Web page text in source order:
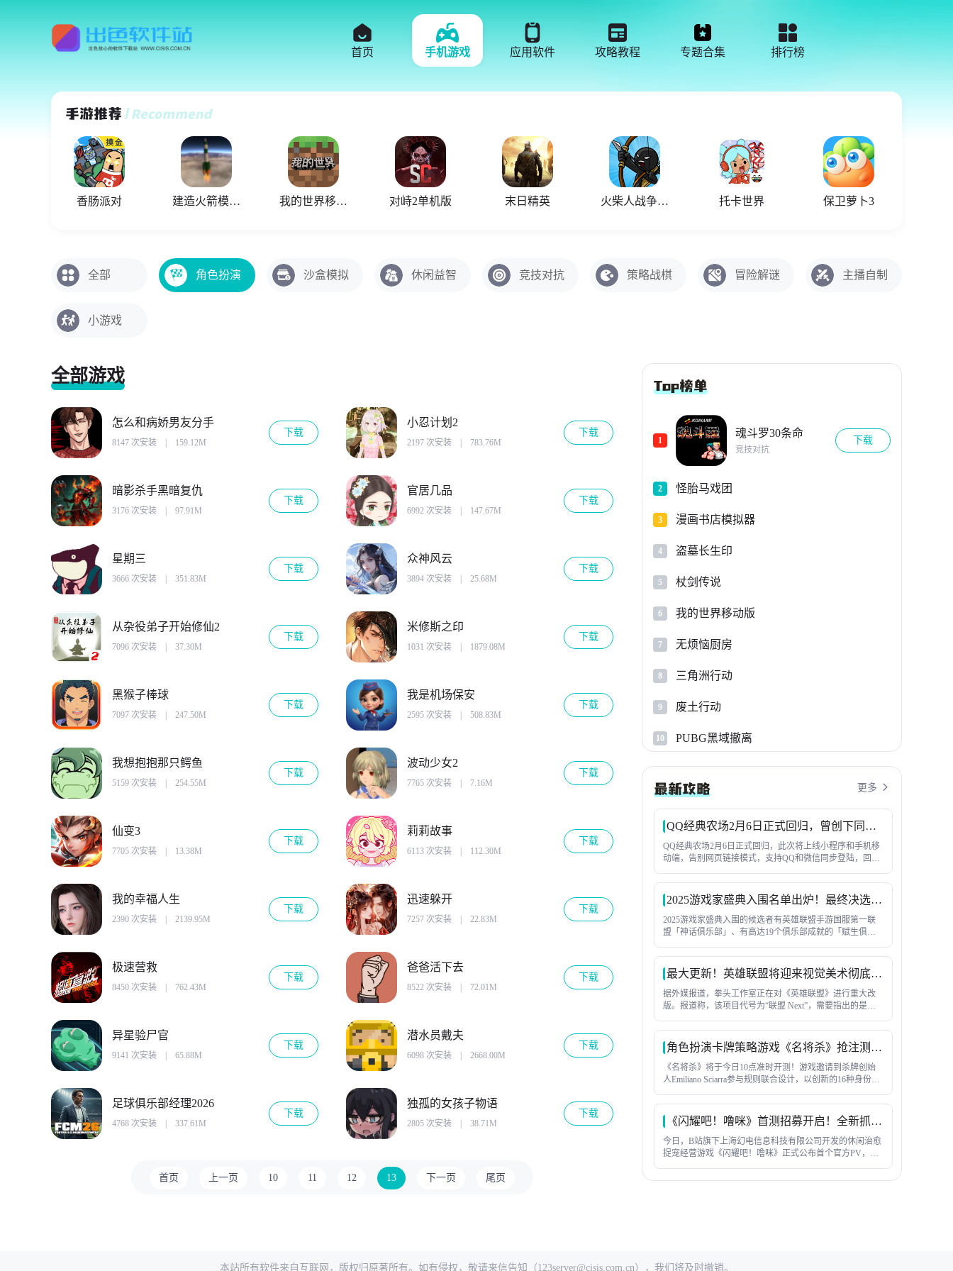
首页 手机游戏 应用软件 攻略教程 专题合集 排行榜
香肠派对 建造火箭模拟器 我的世界移动版 对峙2单机版 末日精英 火柴人战争遗产召唤版 托卡世界 保卫萝卜3
全部 角色扮演 沙盒模拟 休闲益智 竞技对抗 策略战棋 冒险解谜 主播自制
小游戏
全部游戏
怎么和病娇男友分手
8147 次安装 159.12M
下载
小忍计划2
2197 次安装 783.76M
下载
暗影杀手黑暗复仇
3176 次安装 97.91M
下载
官居几品
6992 次安装 147.67M
下载
星期三
3666 次安装 351.83M
下载
众神风云
3894 次安装 25.68M
下载
从杂役弟子开始修仙2
7096 次安装 37.30M
下载
米修斯之印
1031 次安装 1879.08M
下载
黑猴子棒球
7097 次安装 247.50M
下载
我是机场保安
2595 次安装 508.83M
下载
我想抱抱那只鳄鱼
5159 次安装 254.55M
下载
波动少女2
7765 次安装 7.16M
下载
仙变3
7705 次安装 13.38M
下载
莉莉故事
6113 次安装 112.30M
下载
我的幸福人生
2390 次安装 2139.95M
下载
迅速躲开
7257 次安装 22.83M
下载
极速营救
8450 次安装 762.43M
下载
爸爸活下去
8522 次安装 72.01M
下载
异星验尸官
9141 次安装 65.88M
下载
潜水员戴夫
6098 次安装 2668.00M
下载
足球俱乐部经理2026
4768 次安装 337.61M
下载
独孤的女孩子物语
2805 次安装 38.71M
下载
首页 上一页 10 11 12 13 下一页 尾页
1
魂斗罗30条命
竞技对抗
下载
2 怪胎马戏团
3 漫画书店模拟器
4 盗墓长生印
5 杖剑传说
6 我的世界移动版
7 无烦恼厨房
8 三角洲行动
9 废土行动
10 PUBG黑域撤离
更多 
QQ经典农场2月6日正式回归，曾创下同时在线人数1.2亿纪录
QQ经典农场2月6日正式回归，此次将上线小程序和手机移
动端，告别网页链接模式，支持QQ和微信同步登陆，回味
归，还会上线全新玩法内容，尽请期待吧！
2025游戏家盛典入围名单出炉！最终决选即将上演
2025游戏家盛典入围的候选者有英雄联盟手游国服第一联
盟「神话俱乐部」、有高达19个俱乐部成就的「赋生俱乐
包」、金铲铲全服成就排名第一的全能大神游戏家「夜
神」，等等。
最大更新！英雄联盟将迎来视觉美术彻底改造
据外媒报道，拳头工作室正在对《英雄联盟》进行重大改
版。报道称，该项目代号为“联盟 Next”，需要指出的是，
质上是一次重制，但并非彻底的重新发布。
角色扮演卡牌策略游戏《名将杀》抢注测试预下载已开启
《名将杀》将于今日10点准时开测！游戏邀请到杀牌创始
人Emiliano Sciarra参与规则联合设计，以创新的16种身份玩
来全新杀牌体验！
《闪耀吧！噜咪》首测招募开启！全新抓宠养成来袭
今日，B站旗下上海幻电信息科技有限公司开发的休闲治愈
捉宠经营游戏《闪耀吧！噜咪》正式公布首个官方PV，独
本站所有软件来自互联网，版权归原著所有。如有侵权，敬请来信告知（123server@cisis.com.cn），我们将及时撤销。